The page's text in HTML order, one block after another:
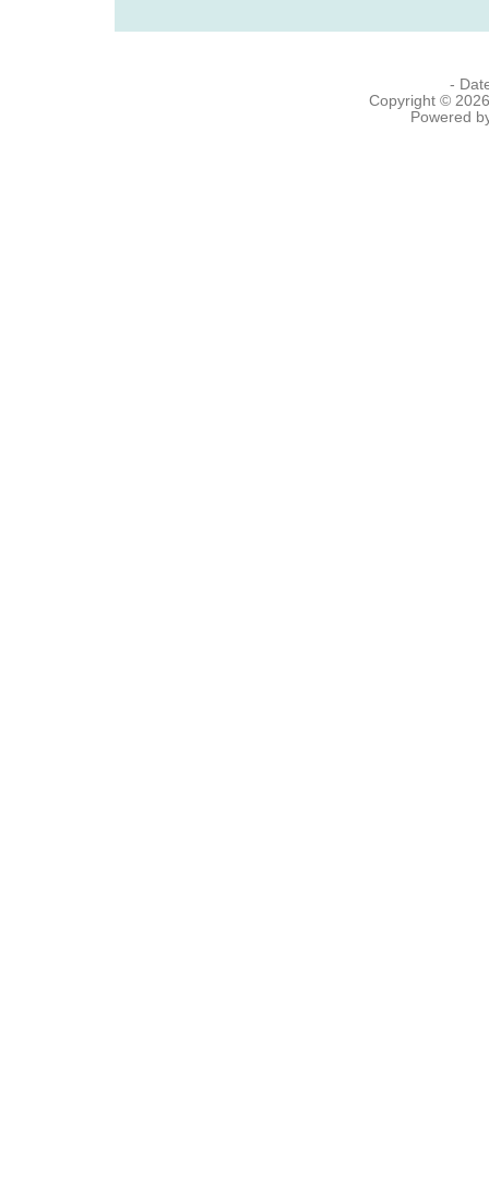
-
Copyright ©
Powered